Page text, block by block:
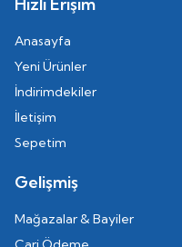
Anasayfa
Yeni Ürünler
İndirimdekiler
İletişim
Sepetim
Gelişmiş
Mağazalar & Bayiler